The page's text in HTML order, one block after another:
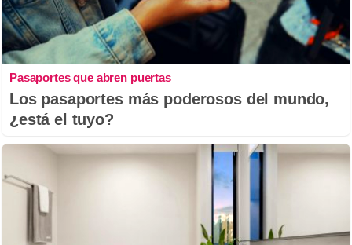
Pasaportes que abren puertas
Los pasaportes más poderosos del mundo,
¿está el tuyo?